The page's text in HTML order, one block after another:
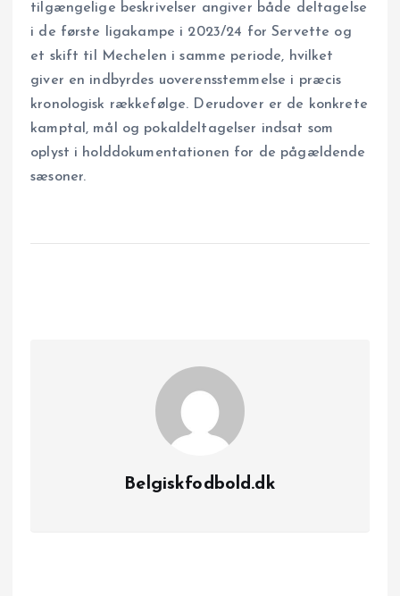
tilgængelige beskrivelser angiver både deltagelse
i de første ligakampe i 2023/24 for Servette og
et skift til Mechelen i samme periode, hvilket
giver en indbyrdes uoverensstemmelse i præcis
kronologisk rækkefølge. Derudover er de konkrete
kamptal, mål og pokaldeltagelser indsat som
oplyst i holddokumentationen for de pågældende
sæsoner.
Belgiskfodbold.dk